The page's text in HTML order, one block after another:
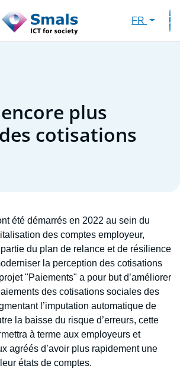
to
main
FR
plus
cotisations
été démarrés en 2022 au sein du
des comptes employeur,
du plan de relance et de résilience
la perception des cotisations
"Paiements" a pour but d’améliorer
des cotisations sociales des
l’imputation automatique de
la baisse du risque d’erreurs, cette
à terme aux employeurs et
agréés d’avoir plus rapidement une
états de comptes.